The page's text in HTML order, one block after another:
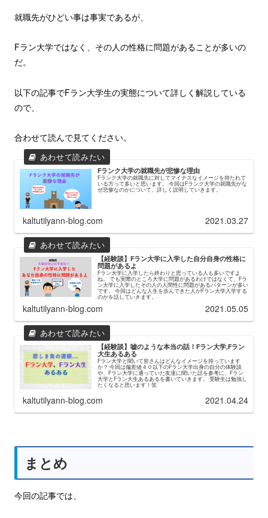
就職先がひどい事は事実であるが、
Fラン大学ではなく、その人の性格に問題があることが多いの
だ。
以下の記事でFラン大学生の実態について詳しく解説している
ので、
合わせて読んで見てください。
Fランク大学の就職先が悲惨な理由
Fランク大学の就職先に対してマイナスなイメージを持たれて
いる方って多いと思います。 今回はFランク大学の就職先がな
ぜ悲惨なのかについて、詳しく説明していきます。
kaltutilyann-blog.com 2021.03.27
【経験談】Fラン大学に入学した自分自身の性格に
問題があるよ
Fラン大学に入学したら終わりと思っている人も多いですよ
ね。 でも実際のところ大学に問題があるわけではなくて、Fラ
ン大学に入学したその人の人間性に問題があるパターンが多い
です。 今回はどんな人生を歩んできた人がFラン大学入学する
のかを話していきます。
kaltutilyann-blog.com 2021.05.05
【経験談】嘘のような本当の話！Fラン大学,Fラン
大生あるある
Fラン大学と聞いて皆さんはどんなイメージを持っています
か？ 今回は偏差値４０以下のFラン大学出身の自分の体験談
や、Fラン大学に通っていた友達に聞いた話を参考に、Fラン
大学とFラン大生あるあるを書いていきます。 受験生は勉強し
たくなると思います！笑
kaltutilyann-blog.com 2021.04.24
まとめ
今回の記事では、